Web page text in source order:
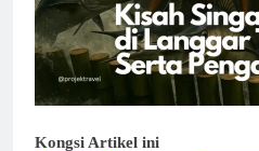
Kongsi Artikel ini